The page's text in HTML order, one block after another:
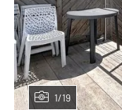
1/19